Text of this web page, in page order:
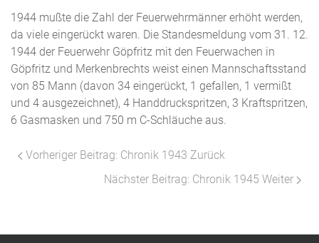
1944 mußte die Zahl der Feuerwehrmänner erhöht werden,
da viele eingerückt waren. Die Standesmeldung vom 31. 12.
1944 der Feuerwehr Göpfritz mit den Feuerwachen in
Göpfritz und Merkenbrechts weist einen Mannschaftsstand
von 85 Mann (davon 34 eingerückt, 1 gefallen, 1 vermißt
und 4 ausgezeichnet), 4 Handdruckspritzen, 3 Kraftspritzen,
6 Gasmasken und 750 m C-Schläuche aus.
Vorheriger Beitrag: Chronik 1943 Zurück
Nächster Beitrag: Chronik 1945 Weiter